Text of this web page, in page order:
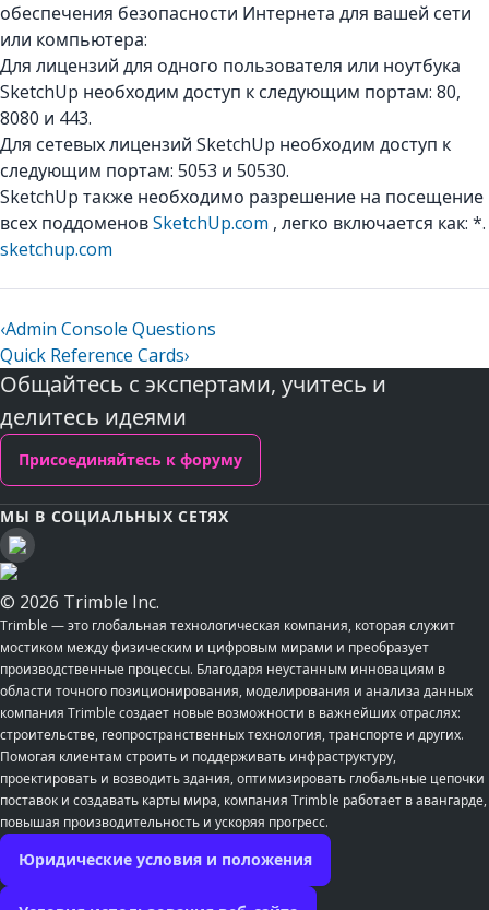
обеспечения безопасности Интернета для вашей сети
или компьютера:
Для лицензий для одного пользователя или ноутбука
SketchUp необходим доступ к следующим портам: 80,
8080 и 443.
Для сетевых лицензий SketchUp необходим доступ к
следующим портам: 5053 и 50530.
SketchUp также необходимо разрешение на посещение
всех поддоменовSketchUp.com , легко включается как: *.
sketchup.com
‹Admin Console Questions
Quick Reference Cards›
Общайтесь с экспертами, учитесь и
делитесь идеями
Присоединяйтесь к форуму
МЫ В СОЦИАЛЬНЫХ СЕТЯХ
© 2026 Trimble Inc.
Trimble — это глобальная технологическая компания, которая служит
мостиком между физическим и цифровым мирами и преобразует
производственные процессы. Благодаря неустанным инновациям в
области точного позиционирования, моделирования и анализа данных
компания Trimble создает новые возможности в важнейших отраслях:
строительстве, геопространственных технология, транспорте и других.
Помогая клиентам строить и поддерживать инфраструктуру,
проектировать и возводить здания, оптимизировать глобальные цепочки
поставок и создавать карты мира, компания Trimble работает в авангарде,
повышая производительность и ускоряя прогресс.
Юридические условия и положения